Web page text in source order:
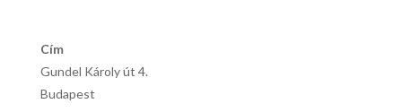
Cím
Gundel Károly út 4.
Budapest